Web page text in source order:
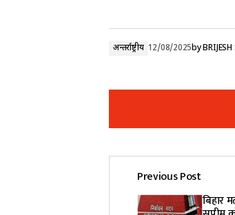
अन्तर्राष्ट्रीय 12/08/2025by
Your email
Previous Post
बिहार